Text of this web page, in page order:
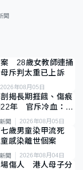
聞
案 28歲女教師連捅
斥判太重已上訴
2026年08月05日
揭長期捱餓、傷痕
年 官斥冷血：同
聞 2026年08月05日
歲男童染甲流死
感染離世個案
聞 2026年08月04日
場傷人 港人母子分